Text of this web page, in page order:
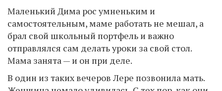
Маленький Дима рос умненьким и
самостоятельным, маме работать не мешал, а
брал свой школьный портфель и важно
отправлялся сам делать уроки за свой стол.
Мама занята — и он при деле.
В один из таких вечеров Лере позвонила мать.